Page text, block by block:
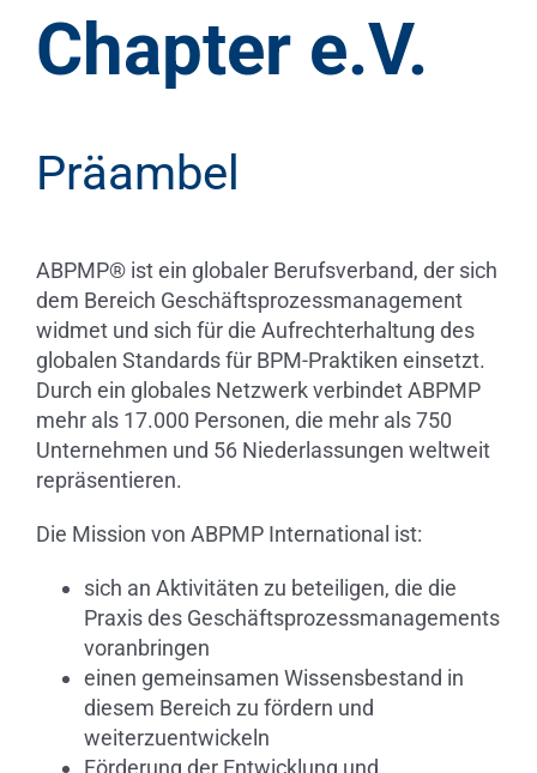
Chapter e.V.
Präambel
ABPMP® ist ein globaler Berufsverband, der sich
dem Bereich Geschäftsprozessmanagement
widmet und sich für die Aufrechterhaltung des
globalen Standards für BPM-Praktiken einsetzt.
Durch ein globales Netzwerk verbindet ABPMP
mehr als 17.000 Personen, die mehr als 750
Unternehmen und 56 Niederlassungen weltweit
repräsentieren.
Die Mission von ABPMP International ist:
sich an Aktivitäten zu beteiligen, die die
Praxis des Geschäftsprozessmanagements
voranbringen
einen gemeinsamen Wissensbestand in
diesem Bereich zu fördern und
weiterzuentwickeln